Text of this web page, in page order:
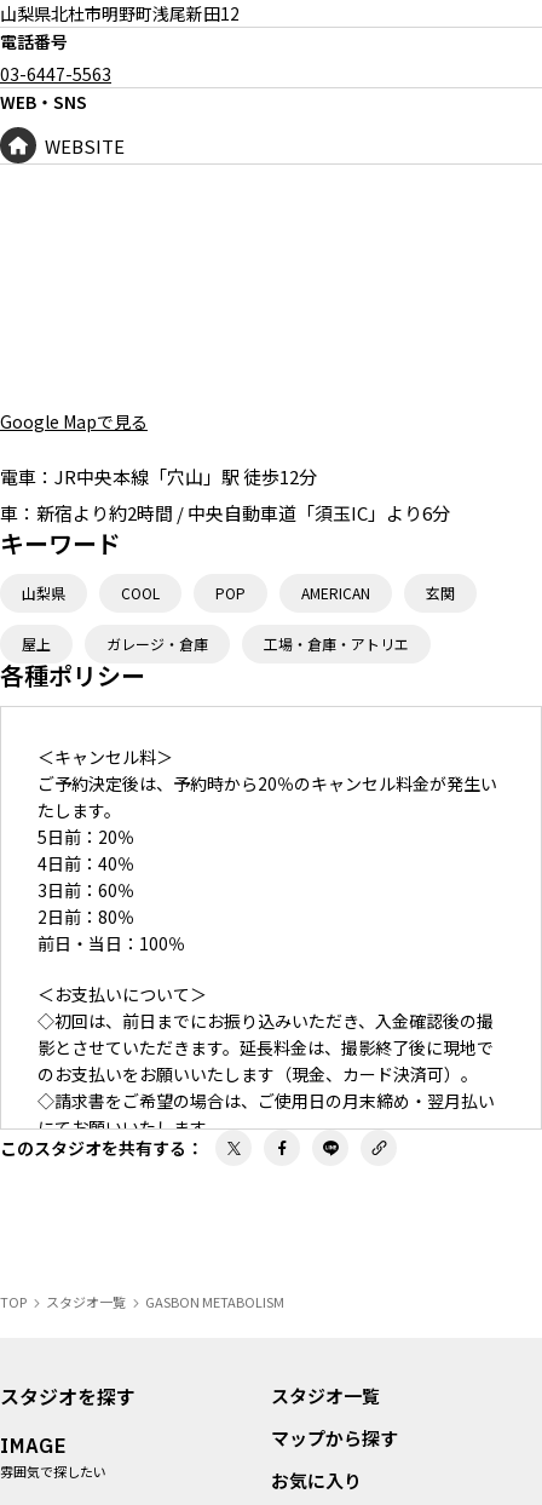
山梨県北杜市明野町浅尾新田12
電話番号
03-6447-5563
WEB・SNS
WEBSITE
Google Mapで見る
電車： JR中央本線「穴山」駅 徒歩12分
車： 新宿より約2時間 / 中央自動車道「須玉IC」より6分
キーワード
山梨県 COOL POP AMERICAN 玄関
屋上 ガレージ・倉庫 工場・倉庫・アトリエ
各種ポリシー
＜キャンセル料＞
ご予約決定後は、予約時から20％のキャンセル料金が発生い
たします。
5日前：20％
4日前：40％
3日前：60％
2日前：80％
前日・当日：100％
＜お支払いについて＞
◇初回は、前日までにお振り込みいただき、入金確認後の撮
影とさせていただきます。延長料金は、撮影終了後に現地で
のお支払いをお願いいたします（現金、カード決済可）。
◇請求書をご希望の場合は、ご使用日の月末締め・翌月払い
にてお願いいたします。
このスタジオを共有する ：
TOP スタジオ一覧 GASBON METABOLISM
スタジオを探す
IMAGE
雰囲気で探したい
スタジオ一覧
マップから探す
お気に入り